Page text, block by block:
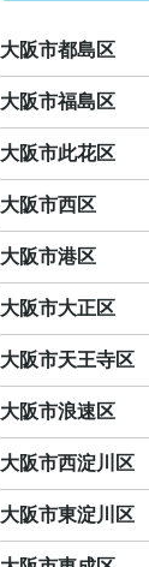
大阪市都島区
大阪市福島区
大阪市此花区
大阪市西区
大阪市港区
大阪市大正区
大阪市天王寺区
大阪市浪速区
大阪市西淀川区
大阪市東淀川区